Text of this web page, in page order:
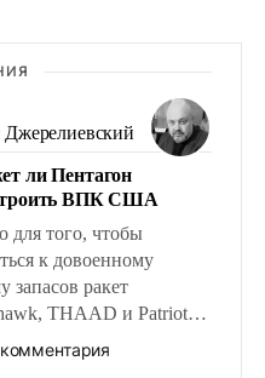
Джерелиевский
ли Пентагон
ВПК США
для того, чтобы
к довоенному
запасов ракет
THAAD и Patriot
более трех
небольшая война с